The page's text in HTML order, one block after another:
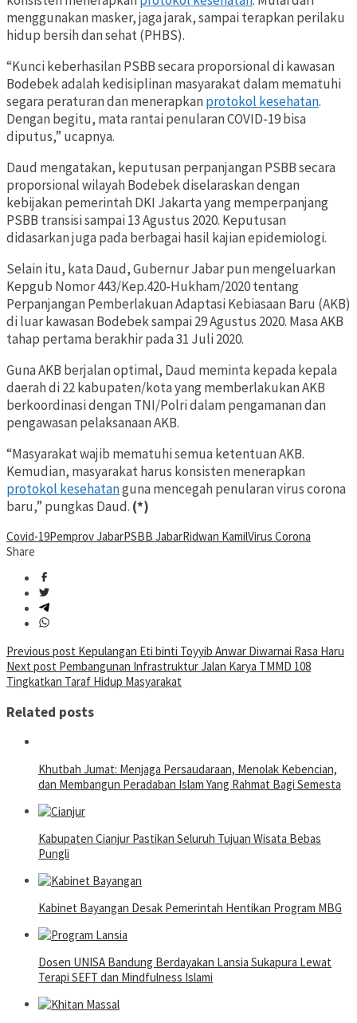
menggunakan masker, jaga jarak, sampai terapkan perilaku
hidup bersih dan sehat (PHBS).
“Kunci keberhasilan PSBB secara proporsional di kawasan
Bodebek adalah kedisiplinan masyarakat dalam mematuhi
segara peraturan dan menerapkanprotokol kesehatan.
Dengan begitu, mata rantai penularan COVID-19 bisa
diputus,” ucapnya.
Daud mengatakan, keputusan perpanjangan PSBB secara
proporsional wilayah Bodebek diselaraskan dengan
kebijakan pemerintah DKI Jakarta yang memperpanjang
PSBB transisi sampai 13 Agustus 2020. Keputusan
didasarkan juga pada berbagai hasil kajian epidemiologi.
Selain itu, kata Daud, Gubernur Jabar pun mengeluarkan
Kepgub Nomor 443/Kep.420-Hukham/2020 tentang
Perpanjangan Pemberlakuan Adaptasi Kebiasaan Baru (AKB)
di luar kawasan Bodebek sampai 29 Agustus 2020. Masa AKB
tahap pertama berakhir pada 31 Juli 2020.
Guna AKB berjalan optimal, Daud meminta kepada kepala
daerah di 22 kabupaten/kota yang memberlakukan AKB
berkoordinasi dengan TNI/Polri dalam pengamanan dan
pengawasan pelaksanaan AKB.
“Masyarakat wajib mematuhi semua ketentuan AKB.
Kemudian, masyarakat harus konsisten menerapkan
protokol kesehatanguna mencegah penularan virus corona
baru,” pungkas Daud. (*)
Covid-19Pemprov JabarPSBB JabarRidwan KamilVirus Corona
Share
Post
navigation
Previous post Kepulangan Eti binti Toyyib Anwar Diwarnai Rasa Haru
Next post Pembangunan Infrastruktur Jalan Karya TMMD 108
Tingkatkan Taraf Hidup Masyarakat
Related posts
Khutbah Jumat: Menjaga Persaudaraan, Menolak Kebencian,
dan Membangun Peradaban Islam Yang Rahmat Bagi Semesta
Kabupaten Cianjur Pastikan Seluruh Tujuan Wisata Bebas
Pungli
Kabinet Bayangan Desak Pemerintah Hentikan Program MBG
Dosen UNISA Bandung Berdayakan Lansia Sukapura Lewat
Terapi SEFT dan Mindfulness Islami